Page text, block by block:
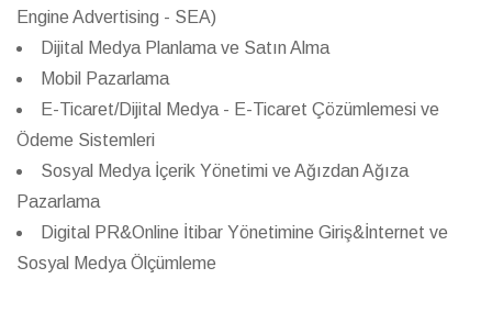
Engine Advertising - SEA)
Dijital Medya Planlama ve Satın Alma
Mobil Pazarlama
E-Ticaret/Dijital Medya - E-Ticaret Çözümlemesi ve
Ödeme Sistemleri
Sosyal Medya İçerik Yönetimi ve Ağızdan Ağıza
Pazarlama
Digital PR&Online İtibar Yönetimine Giriş&İnternet ve
Sosyal Medya Ölçümleme